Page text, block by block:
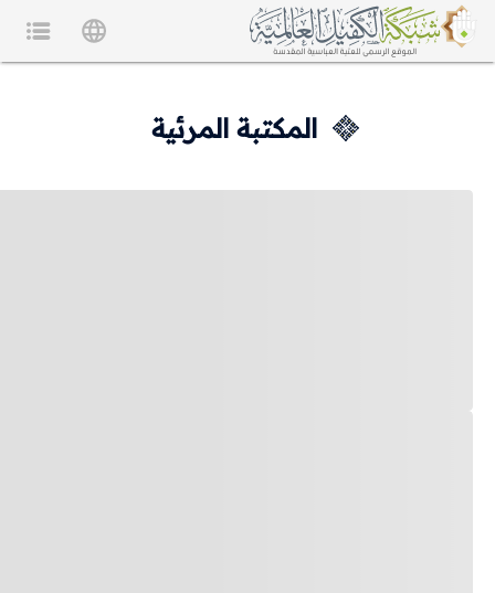
المكتبة المرئية